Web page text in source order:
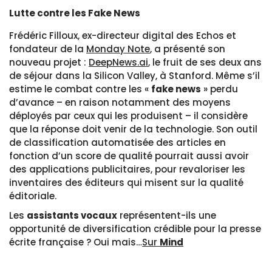
Lutte contre les Fake News
Frédéric Filloux, ex-directeur digital des Echos et
fondateur de la Monday Note, a présenté son
nouveau projet : DeepNews.ai, le fruit de ses deux ans
de séjour dans la Silicon Valley, à Stanford. Même s’il
estime le combat contre les « fake news » perdu
d’avance – en raison notamment des moyens
déployés par ceux qui les produisent – il considère
que la réponse doit venir de la technologie. Son outil
de classification automatisée des articles en
fonction d’un score de qualité pourrait aussi avoir
des applications publicitaires, pour revaloriser les
inventaires des éditeurs qui misent sur la qualité
éditoriale.
Les assistants vocaux représentent-ils une
opportunité de diversification crédible pour la presse
écrite française ? Oui mais…Sur Mind